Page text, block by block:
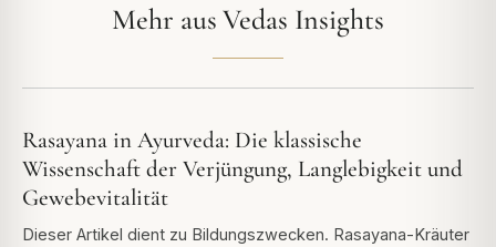
Mehr aus Vedas Insights
Rasayana in Ayurveda: Die klassische
Wissenschaft der Verjüngung, Langlebigkeit und
Gewebevitalität
Dieser Artikel dient zu Bildungszwecken. Rasayana-Kräuter